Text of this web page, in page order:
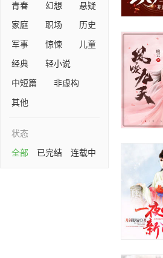
青春
幻想
悬疑
家庭
职场
历史
军事
惊悚
儿童
经典
轻小说
中短篇
非虚构
其他
状态
全部
已完结 连载中